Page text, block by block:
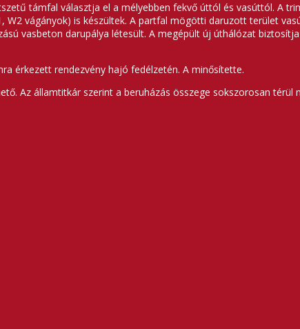
támfal választja el a mélyebben fekvő úttól és vasúttól. A
vágányok) is készültek. A partfal mögötti daruzott terület
vasbeton darupálya létesült. A megépült új úthálózat
érkezett rendezvény hajó fedélzetén. A minősítette.
Az államtitkár szerint a beruházás összege sokszorosan térül